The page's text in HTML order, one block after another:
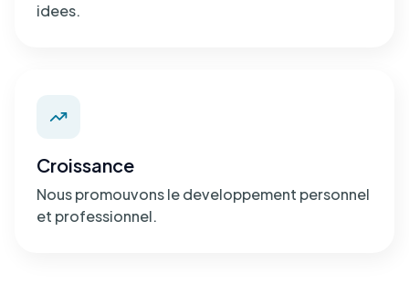
idees.
Croissance
Nous promouvons le developpement personnel
et professionnel.